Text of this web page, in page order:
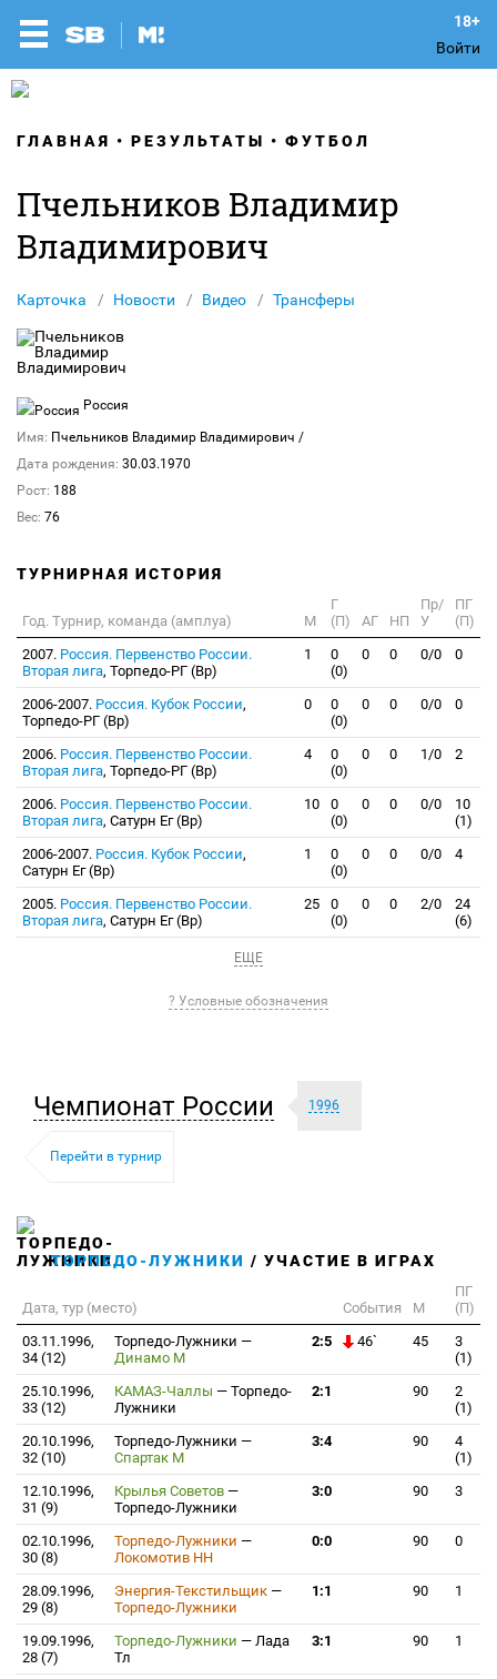
Войти
ГЛАВНАЯ РЕЗУЛЬТАТЫ ФУТБОЛ
Пчельников Владимир
Владимирович
Карточка Новости Видео Трансферы
Россия
Имя: Пчельников Владимир Владимирович /
Дата рождения: 30.03.1970
Рост: 188
Вес: 76
ТУРНИРНАЯ ИСТОРИЯ
Год. Турнир, команда (амплуа) М
Г
(П)
АГ НП
Пр/
У
ПГ
(П)
2007. Россия. Первенство России.
Вторая лига, Торпедо-РГ (Вр)
1
0
(0)
0 0 0/0 0
2006-2007. Россия. Кубок России,
Торпедо-РГ (Вр)
0
0
(0)
0 0 0/0 0
2006. Россия. Первенство России.
Вторая лига, Торпедо-РГ (Вр)
4
0
(0)
0 0 1/0 2
2006. Россия. Первенство России.
Вторая лига, Сатурн Ег (Вр)
10
0
(0)
0 0 0/0
10
(1)
2006-2007. Россия. Кубок России,
Сатурн Ег (Вр)
1
0
(0)
0 0 0/0 4
2005. Россия. Первенство России.
Вторая лига, Сатурн Ег (Вр)
25
0
(0)
0 0 2/0
24
(6)
ЕЩЕ
? Условные обозначения
Чемпионат России 1996
Перейти в турнир
ТОРПЕДО-ЛУЖНИКИ / УЧАСТИЕ В ИГРАХ
Дата, тур (место) События М
ПГ
(П)
03.11.1996,
34 (12)
Торпедо-Лужники —
Динамо М
2:5 46` 45
3
(1)
25.10.1996,
33 (12)
КАМАЗ-Чаллы — Торпедо-
Лужники
2:1 90
2
(1)
20.10.1996,
32 (10)
Торпедо-Лужники —
Спартак М
3:4 90
4
(1)
12.10.1996,
31 (9)
Крылья Советов —
Торпедо-Лужники
3:0 90 3
02.10.1996,
30 (8)
Торпедо-Лужники —
Локомотив НН
0:0 90 0
28.09.1996,
29 (8)
Энергия-Текстильщик —
Торпедо-Лужники
1:1 90 1
19.09.1996,
28 (7)
Торпедо-Лужники — Лада
Тл
3:1 90 1